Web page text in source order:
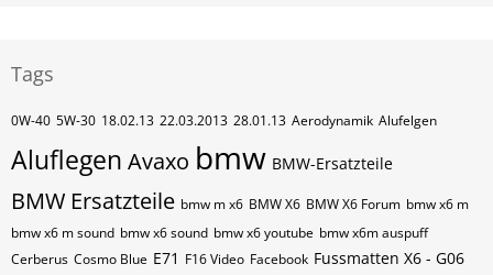
Tags
0W-40 5W-30 18.02.13 22.03.2013 28.01.13 Aerodynamik Alufelgen
Aluflegen Avaxo bmw BMW-Ersatzteile
BMW Ersatzteile bmw m x6 BMW X6 BMW X6 Forum bmw x6 m
bmw x6 m sound bmw x6 sound bmw x6 youtube bmw x6m auspuff
Cerberus Cosmo Blue E71 F16 Video Facebook Fussmatten X6 - G06